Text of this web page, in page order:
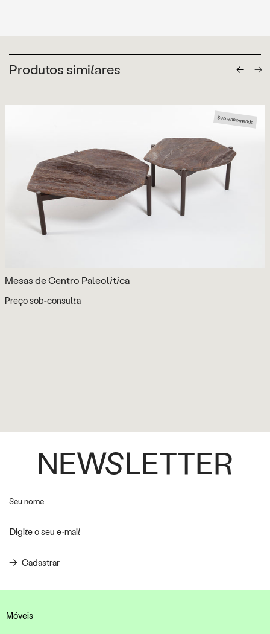
Produtos similares
Sob encomenda
Mesas de Centro Paleolitica
Preço sob-consulta
NEWSLETTER
Cadastrar
Móveis